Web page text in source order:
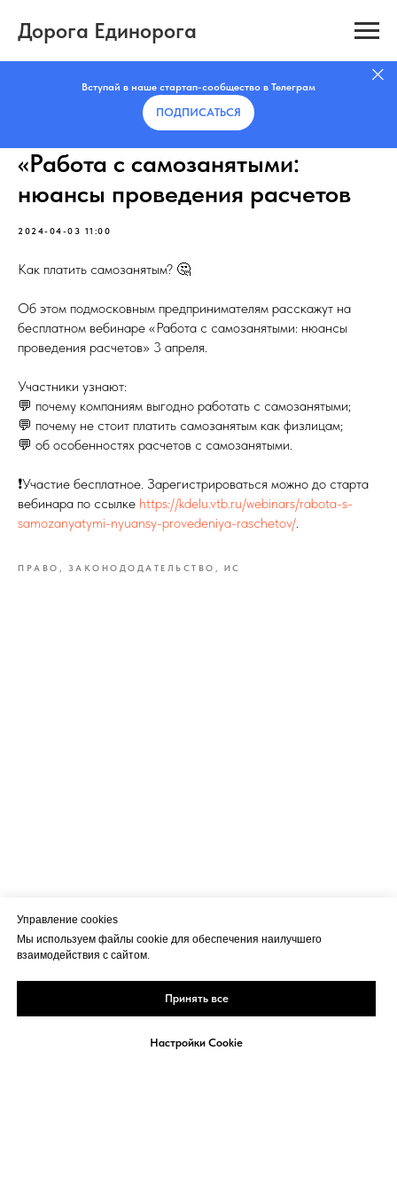
Дорога Единорога
Вступай в наше стартап-сообщество в Телеграм
ПОДПИСАТЬCЯ
«Работа с самозанятыми:
нюансы проведения расчетов
2024-04-03 11:00
Как платить самозанятым? 🤔
Об этом подмосковным предпринимателям расскажут на
бесплатном вебинаре «Работа с самозанятыми: нюансы
проведения расчетов» 3 апреля.
Участники узнают:
💬 почему компаниям выгодно работать с самозанятыми;
💬 почему не стоит платить самозанятым как физлицам;
💬 об особенностях расчетов с самозанятыми.
❗️Участие бесплатное. Зарегистрироваться можно до старта
вебинара по ссылке https://kdelu.vtb.ru/webinars/rabota-s-
samozanyatymi-nyuansy-provedeniya-raschetov/.
ПРАВО, ЗАКОНОДОДАТЕЛЬСТВО, ИС
Управление cookies
Мы используем файлы cookie для обеспечения наилучшего
взаимодействия с сайтом.
Принять все
Настройки Cookie